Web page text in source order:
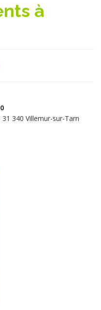
à
340 Villemur-sur-Tarn